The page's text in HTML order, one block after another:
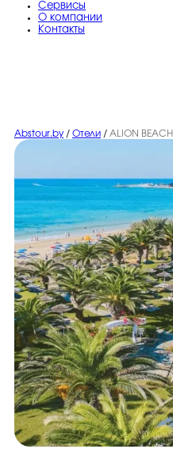
Сервисы
O компании
Контакты
Abstour.by / Отели / ALION BEACH